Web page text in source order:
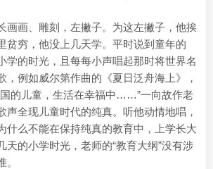
画画、雕刻，左撇子。为这左撇子，他挨
贫穷，他没上几天学。平时说到童年的
学的时光，且每每小声唱起那时将世界名
，例如威尔第作曲的《夏日泛舟海上》，
的儿童，生活在幸福中……”一向故作老
声全现儿童时代的纯真。听他动情地唱，
什么不能在保持纯真的教育中，上学长大
天的小学时光，老师的“教育大纲”没有涉